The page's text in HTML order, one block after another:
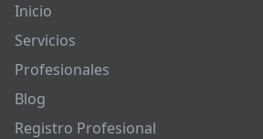
Inicio
Servicios
Profesionales
Blog
Registro Profesional